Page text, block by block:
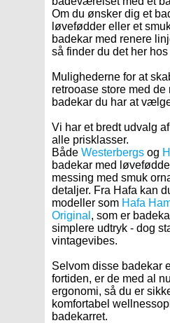
Om du ønsker dig et
løvefødder eller et
badekar med renere
så finder du det her
Mulighederne for at
retrooase store med
badekar du har at
Vi har et bredt udvalg
alle prisklasser.
Både Westerbergs og
badekar med
messing med smuk
detaljer. Fra Hafa kan
modeller som Hafa
Original , som er
simplere udtryk - dog
vintagevibes.
Selvom disse badekar
fortiden, er de med al
ergonomi, så du er
komfortabel
badekarret.